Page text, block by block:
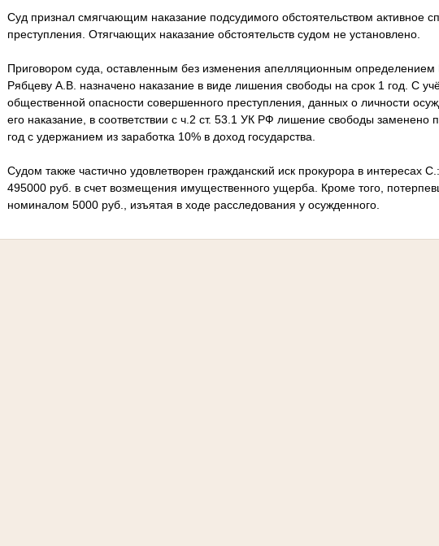
Суд признал смягчающим наказание подсудимого обстоятельством активное
преступления. Отягчающих наказание обстоятельств судом не установлено.
Приговором суда, оставленным без изменения апелляционным определением
Рябцеву А.В. назначено наказание в виде лишения свободы на срок 1 год. С
общественной опасности совершенного преступления, данных о личности
его наказание, в соответствии с ч.2 ст. 53.1 УК РФ лишение свободы
год с удержанием из заработка 10% в доход государства.
Судом также частично удовлетворен гражданский иск прокурора в интересах
495000 руб. в счет возмещения имущественного ущерба. Кроме того,
номиналом 5000 руб., изъятая в ходе расследования у осужденного.